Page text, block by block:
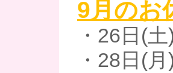
9月のお
・26日(土
・28日(月